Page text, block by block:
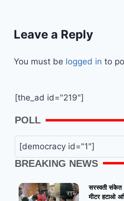
Leave a Reply
You must be logged in to
[the_ad id="219"]
POLL
[democracy id="1"]
BREAKING NEWS
सरस्वती संकेत
मीटर हटाओ